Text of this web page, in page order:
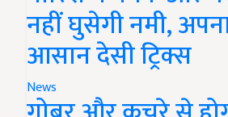
नहीं घुसेगी नमी,
आसान देसी ट्रिक्स
News